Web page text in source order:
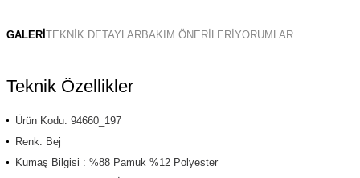
GALERİ TEKNİK DETAYLARBAKIM ÖNERİLERİ YORUMLAR
Teknik Özellikler
Ürün Kodu: 94660_197
Renk: Bej
Kumaş Bilgisi : %88 Pamuk %12 Polyester